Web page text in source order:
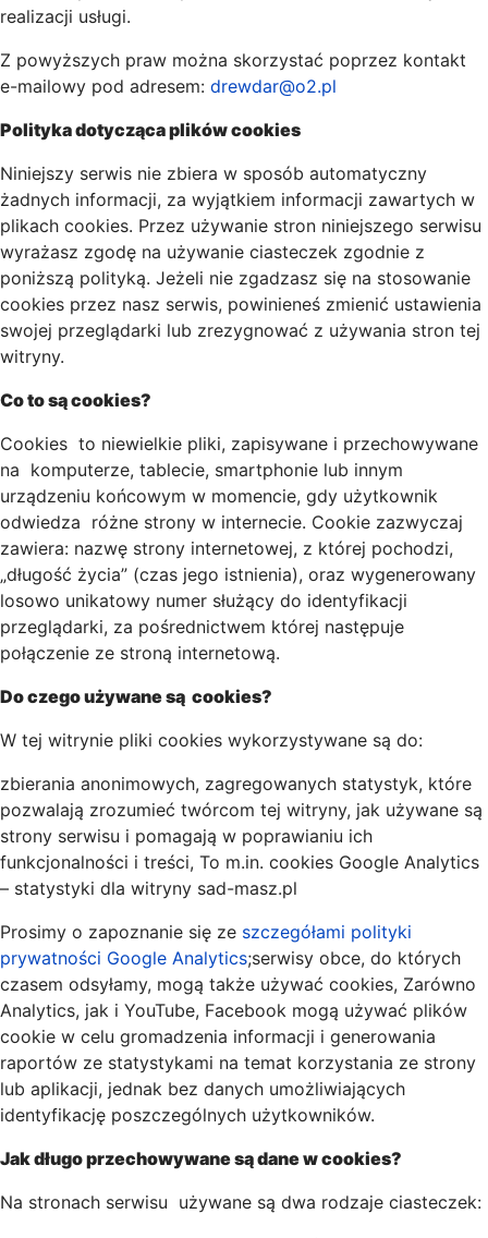
realizacji usługi.
Z powyższych praw można skorzystać poprzez kontakt
e-mailowy pod adresem: drewdar@o2.pl
Polityka dotycząca plików cookies
Niniejszy serwis nie zbiera w sposób automatyczny
żadnych informacji, za wyjątkiem informacji zawartych w
plikach cookies. Przez używanie stron niniejszego serwisu
wyrażasz zgodę na używanie ciasteczek zgodnie z
poniższą polityką. Jeżeli nie zgadzasz się na stosowanie
cookies przez nasz serwis, powinieneś zmienić ustawienia
swojej przeglądarki lub zrezygnować z używania stron tej
witryny.
Co to są cookies?
Cookies to niewielkie pliki, zapisywane i przechowywane
na komputerze, tablecie, smartphonie lub innym
urządzeniu końcowym w momencie, gdy użytkownik
odwiedza różne strony w internecie. Cookie zazwyczaj
zawiera: nazwę strony internetowej, z której pochodzi,
„długość życia” (czas jego istnienia), oraz wygenerowany
losowo unikatowy numer służący do identyfikacji
przeglądarki, za pośrednictwem której następuje
połączenie ze stroną internetową.
Do czego używane są cookies?
W tej witrynie pliki cookies wykorzystywane są do:
zbierania anonimowych, zagregowanych statystyk, które
pozwalają zrozumieć twórcom tej witryny, jak używane są
strony serwisu i pomagają w poprawianiu ich
funkcjonalności i treści, To m.in. cookies Google Analytics
– statystyki dla witryny sad-masz.pl
Prosimy o zapoznanie się ze szczegółami polityki
prywatności Google Analytics;serwisy obce, do których
czasem odsyłamy, mogą także używać cookies, Zarówno
Analytics, jak i YouTube, Facebook mogą używać plików
cookie w celu gromadzenia informacji i generowania
raportów ze statystykami na temat korzystania ze strony
lub aplikacji, jednak bez danych umożliwiających
identyfikację poszczególnych użytkowników.
Jak długo przechowywane są dane w cookies?
Na stronach serwisu używane są dwa rodzaje ciasteczek: